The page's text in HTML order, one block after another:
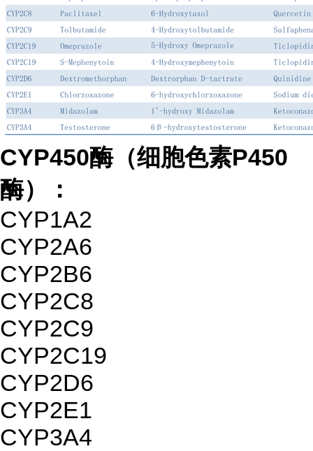
CYP450酶（细胞色素P450
酶）：
CYP1A2
CYP2A6
CYP2B6
CYP2C8
CYP2C9
CYP2C19
CYP2D6
CYP2E1
CYP3A4